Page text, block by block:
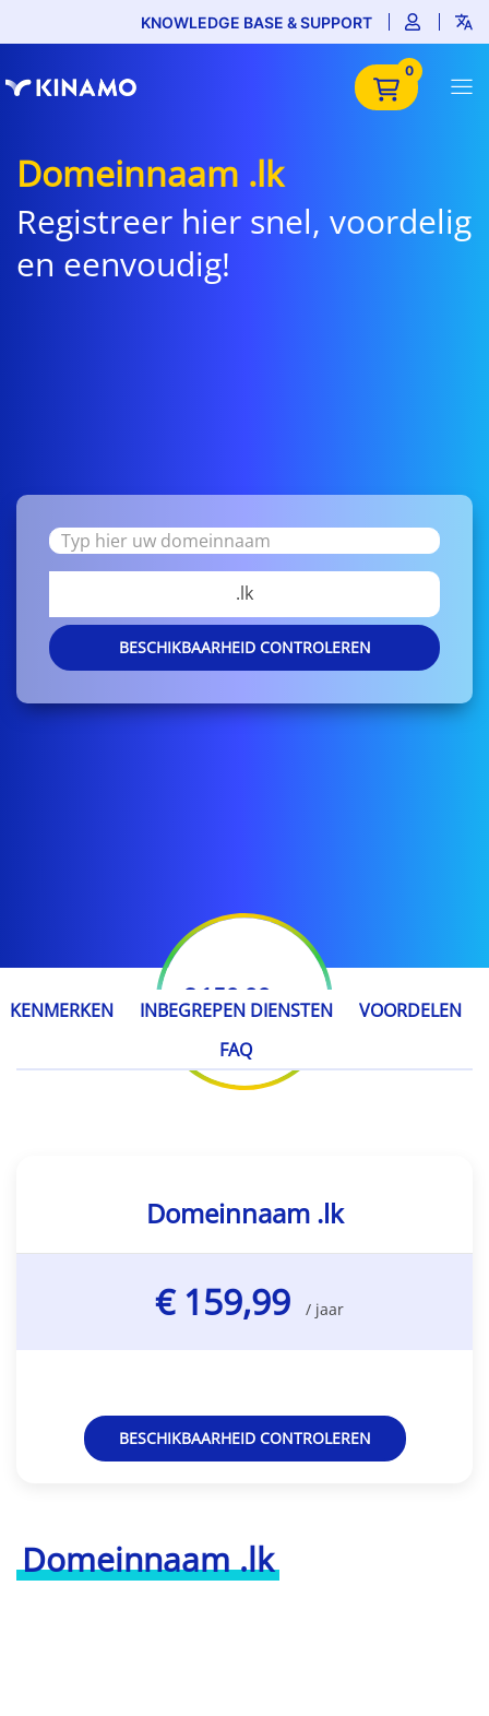
KNOWLEDGE BASE & SUPPORT
0
Domeinnaam .lk
Registreer hier snel, voordelig
en eenvoudig!
.lk
BESCHIKBAARHEID CONTROLEREN
€ 159,99 / jaar
KENMERKEN INBEGREPEN DIENSTEN
VOORDELEN
FAQ
Domeinnaam .lk
Domeinnaam .lk
€ 159,99 / jaar
BESCHIKBAARHEID CONTROLEREN